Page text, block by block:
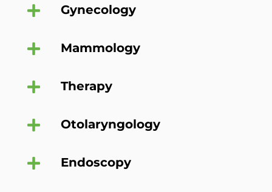
Gynecology
Mammology
Therapy
Otolaryngology
Endoscopy